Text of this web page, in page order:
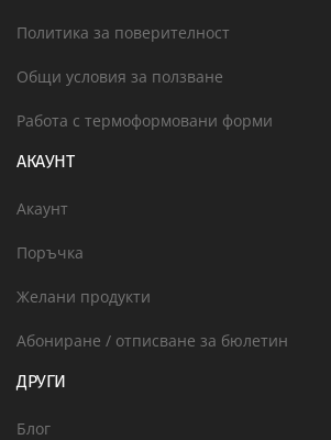
Политика за поверителност
Общи условия за ползване
Работа с термоформовани форми
АКАУНТ
Акаунт
Поръчка
Желани продукти
Абониране / отписване за бюлетин
ДРУГИ
Блог